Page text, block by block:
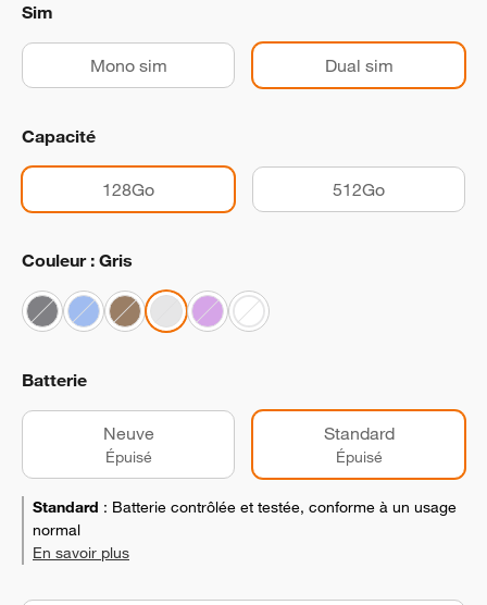
Sim
Mono sim Dual sim
Capacité
128Go 512Go
Couleur : Gris
Batterie
Neuve
Épuisé
Standard
Épuisé
Standard : Batterie contrôlée et testée, conforme à un usage
normal
En savoir plus